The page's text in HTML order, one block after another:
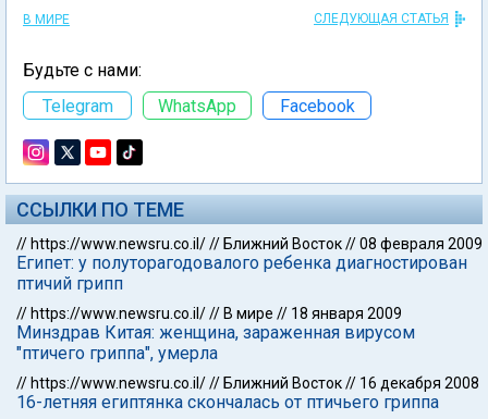
В МИРЕ СЛЕДУЮЩАЯ СТАТЬЯ
Будьте с нами:
Telegram
WhatsApp Facebook
ССЫЛКИ ПО ТЕМЕ
// https://www.newsru.co.il/// Ближний Восток//08 февраля 2009
Египет: у полуторагодовалого ребенка диагностирован
птичий грипп
// https://www.newsru.co.il/// В мире // 18 января 2009
Минздрав Китая: женщина, зараженная вирусом
"птичего гриппа", умерла
// https://www.newsru.co.il/// Ближний Восток// 16 декабря 2008
16-летняя египтянка скончалась от птичьего гриппа